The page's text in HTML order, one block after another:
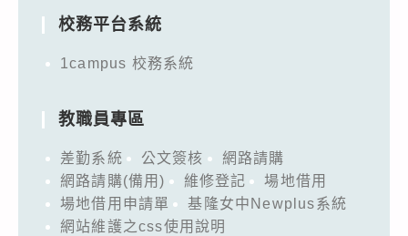
校務平台系統
1campus 校務系統
教職員專區
差勤系統 公文簽核
網路請購
網路請購(備用)
維修登記
場地借用
場地借用申請單
基隆女中Newplus系統
網站維護之css使用說明